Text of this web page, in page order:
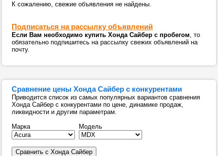
К сожалению, свежие объявления не найдены.
Подписаться на рассылку объявлений
Если Вам необходимо купить Хонда Сайбер с пробегом, то
обязательно подпишитесь на рассылку свежих объявлений на
почту.
Сравнение цены Хонда Сайбер с конкурентами
Приводится список из самых популярных вариантов сравнения
Хонда Сайбер с конкурентами по цене, динамике продаж,
ликвидности и другим параметрам.
Марка
Модель